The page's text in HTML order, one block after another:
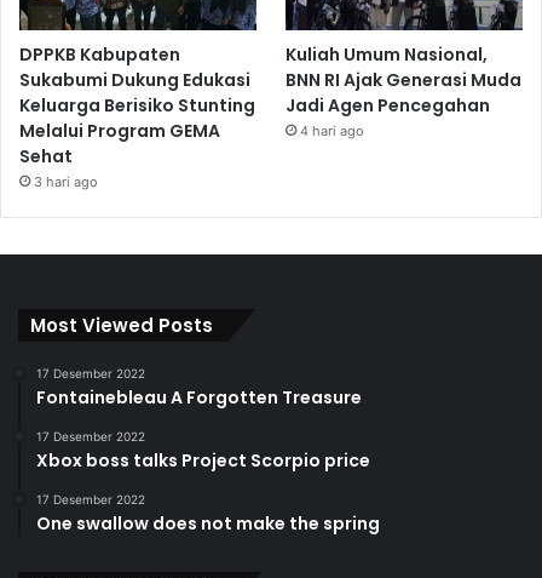
DPPKB Kabupaten
Sukabumi Dukung Edukasi
Keluarga Berisiko Stunting
Melalui Program GEMA
Sehat
3 hari ago
Kuliah Umum Nasional,
BNN RI Ajak Generasi Muda
Jadi Agen Pencegahan
4 hari ago
Most Viewed Posts
17 Desember 2022
Fontainebleau A Forgotten Treasure
17 Desember 2022
Xbox boss talks Project Scorpio price
17 Desember 2022
One swallow does not make the spring